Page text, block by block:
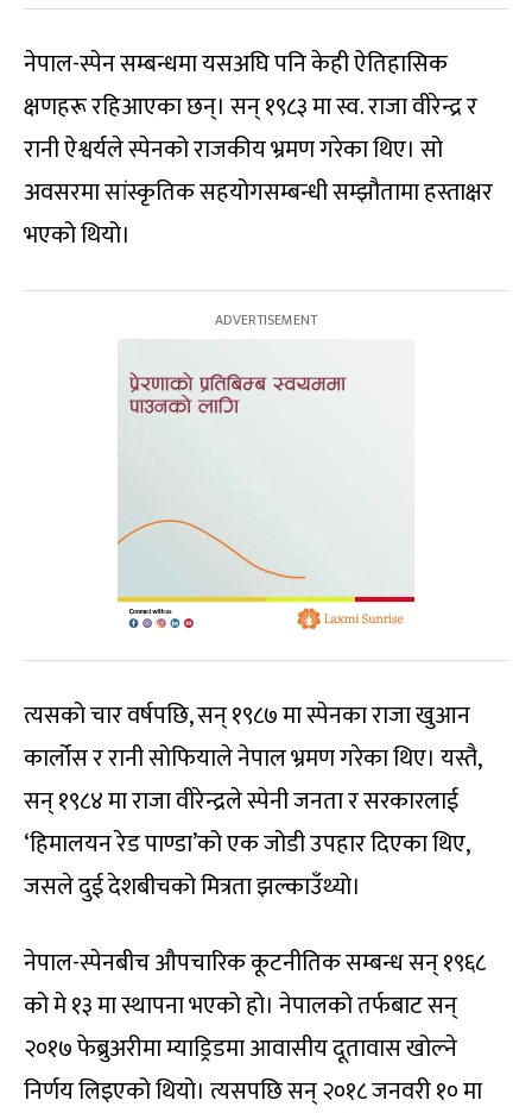
नेपाल-स्पेन सम्बन्धमा यसअघि पनि केही ऐतिहासिक
क्षणहरू रहिआएका छन्। सन् १९८३ मा स्व. राजा वीरेन्द्र र
रानी ऐश्वर्यले स्पेनको राजकीय भ्रमण गरेका थिए। सो
अवसरमा सांस्कृतिक सहयोगसम्बन्धी सम्झौतामा हस्ताक्षर
भएको थियो।
त्यसको चार वर्षपछि, सन् १९८७ मा स्पेनका राजा खुआन
कार्लोस र रानी सोफियाले नेपाल भ्रमण गरेका थिए। यस्तै,
सन् १९८४ मा राजा वीरेन्द्रले स्पेनी जनता र सरकारलाई
‘हिमालयन रेड पाण्डा’को एक जोडी उपहार दिएका थिए,
जसले दुई देशबीचको मित्रता झल्काउँथ्यो।
नेपाल-स्पेनबीच औपचारिक कूटनीतिक सम्बन्ध सन् १९६८
को मे १३ मा स्थापना भएको हो। नेपालको तर्फबाट सन्
२०१७ फेब्रुअरीमा म्याड्रिडमा आवासीय दूतावास खोल्ने
निर्णय लिइएको थियो। त्यसपछि सन् २०१८ जनवरी १० मा